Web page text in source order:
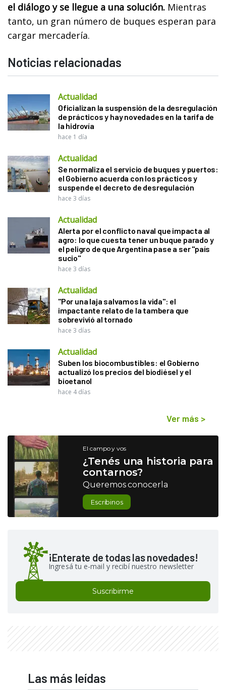
el diálogo y se llegue a una solución. Mientras
tanto, un gran número de buques esperan para
cargar mercadería.
Noticias relacionadas
Actualidad
Oficializan la suspensión de la desregulación
de prácticos y hay novedades en la tarifa de
la hidrovía
hace 1 día
Actualidad
Se normaliza el servicio de buques y puertos:
el Gobierno acuerda con los prácticos y
suspende el decreto de desregulación
hace 3 días
Actualidad
Alerta por el conflicto naval que impacta al
agro: lo que cuesta tener un buque parado y
el peligro de que Argentina pase a ser "país
sucio"
hace 3 días
Actualidad
"Por una laja salvamos la vida": el
impactante relato de la tambera que
sobrevivió al tornado
hace 3 días
Actualidad
Suben los biocombustibles: el Gobierno
actualizó los precios del biodiésel y el
bioetanol
hace 4 días
Ver más >
El campo y vos
¿Tenés una historia para
contarnos?
Queremos conocerla
Escribinos
¡Enterate de todas las novedades!
Ingresá tu e-mail y recibí nuestro newsletter
Suscribirme
Las más leídas